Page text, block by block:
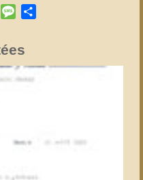
Messenger
Message